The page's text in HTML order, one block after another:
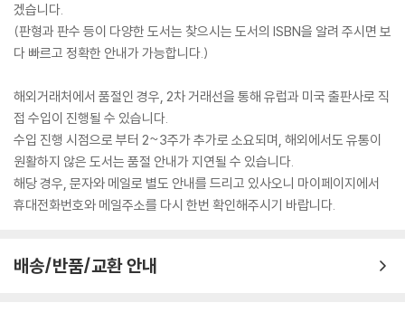
겠습니다.
(판형과 판수 등이 다양한 도서는 찾으시는 도서의 ISBN을 알려 주시면 보
다 빠르고 정확한 안내가 가능합니다.)
해외거래처에서 품절인 경우, 2차 거래선을 통해 유럽과 미국 출판사로 직
접 수입이 진행될 수 있습니다.
수입 진행 시점으로 부터 2~3주가 추가로 소요되며, 해외에서도 유통이
원활하지 않은 도서는 품절 안내가 지연될 수 있습니다.
해당 경우, 문자와 메일로 별도 안내를 드리고 있사오니 마이페이지에서
휴대전화번호와 메일주소를 다시 한번 확인해주시기 바랍니다.
배송/반품/교환 안내